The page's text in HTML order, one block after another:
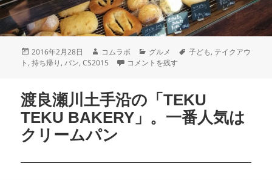
2016年2月28日 コムラボ グルメ 子ども, テイクアウ
ト ,持ち帰り ,パン,CS2015 コメントを残す
渡良瀬川土手沿の「TEKU
TEKU BAKERY」。一番人気は
クリームパン